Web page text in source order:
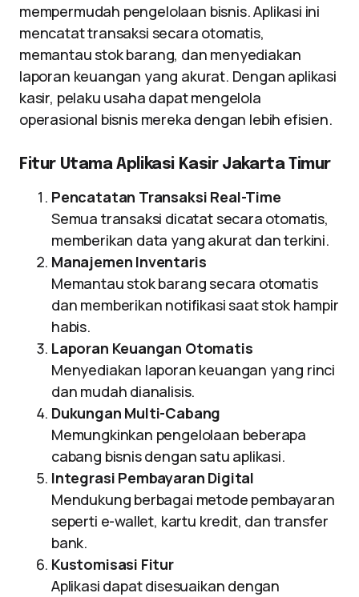
mempermudah pengelolaan bisnis. Aplikasi ini
mencatat transaksi secara otomatis,
memantau stok barang, dan menyediakan
laporan keuangan yang akurat. Dengan aplikasi
kasir, pelaku usaha dapat mengelola
operasional bisnis mereka dengan lebih efisien.
Fitur Utama Aplikasi Kasir Jakarta Timur
Pencatatan Transaksi Real-Time
Semua transaksi dicatat secara otomatis,
memberikan data yang akurat dan terkini.
Manajemen Inventaris
Memantau stok barang secara otomatis
dan memberikan notifikasi saat stok hampir
habis.
Laporan Keuangan Otomatis
Menyediakan laporan keuangan yang rinci
dan mudah dianalisis.
Dukungan Multi-Cabang
Memungkinkan pengelolaan beberapa
cabang bisnis dengan satu aplikasi.
Integrasi Pembayaran Digital
Mendukung berbagai metode pembayaran
seperti e-wallet, kartu kredit, dan transfer
bank.
Kustomisasi Fitur
Aplikasi dapat disesuaikan dengan